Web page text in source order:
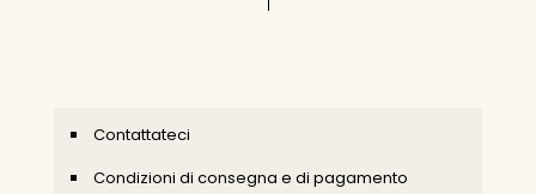
Contattateci
Condizioni di consegna e di pagamento